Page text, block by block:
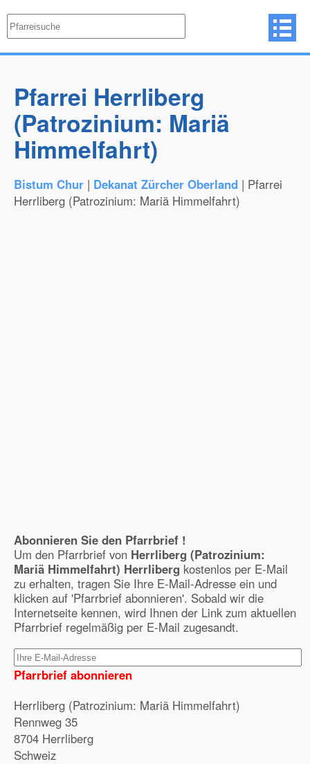
Pfarrei Herrliberg
(Patrozinium: Mariä
Himmelfahrt)
Bistum Chur | Dekanat Zürcher Oberland | Pfarrei
Herrliberg (Patrozinium: Mariä Himmelfahrt)
Abonnieren Sie den Pfarrbrief !
Um den Pfarrbrief von Herrliberg (Patrozinium:
Mariä Himmelfahrt) Herrliberg kostenlos per E-Mail
zu erhalten, tragen Sie Ihre E-Mail-Adresse ein und
klicken auf 'Pfarrbrief abonnieren'. Sobald wir die
Internetseite kennen, wird Ihnen der Link zum aktuellen
Pfarrbrief regelmäßig per E-Mail zugesandt.
Pfarrbrief abonnieren
Herrliberg (Patrozinium: Mariä Himmelfahrt)
Rennweg 35
8704 Herrliberg
Schweiz